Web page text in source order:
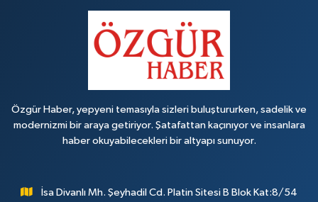
Özgür Haber, yepyeni temasıyla sizleri buluştururken, sadelik ve
modernizmi bir araya getiriyor. Şatafattan kaçınıyor ve insanlara
haber okuyabilecekleri bir altyapı sunuyor.
İsa Divanlı Mh. Şeyhadil Cd. Platin Sitesi B Blok Kat:8/54